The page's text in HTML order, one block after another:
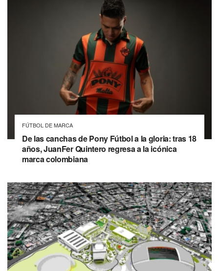
FÚTBOL DE MARCA
De las canchas de Pony Fútbol a la gloria: tras 18
años, JuanFer Quintero regresa a la icónica
marca colombiana